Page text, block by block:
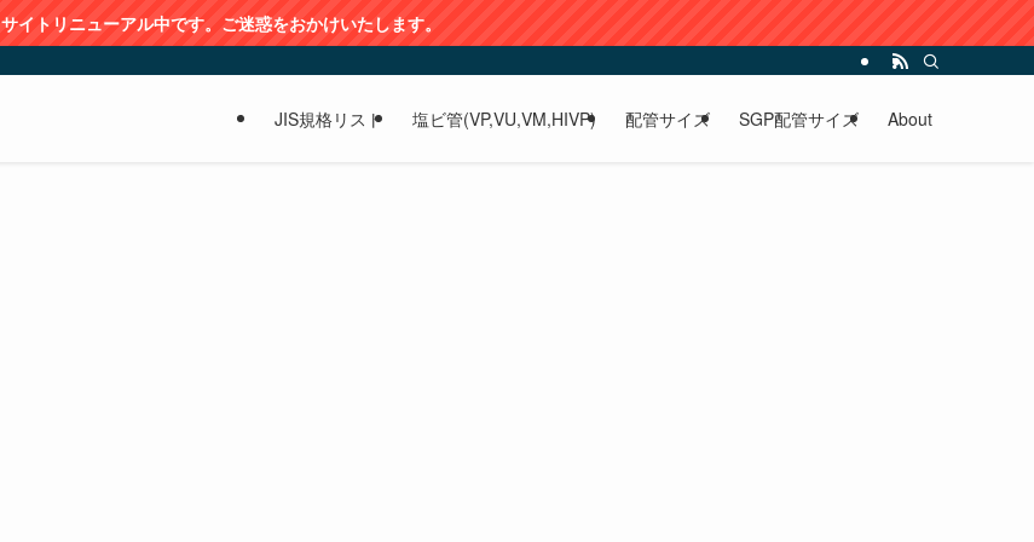
サイトリニューアル中です。ご迷惑をおかけいたします。
JIS規格リスト 塩ビ管(VP,VU,VM,HIVP) 配管サイズ SGP配管サイズ About